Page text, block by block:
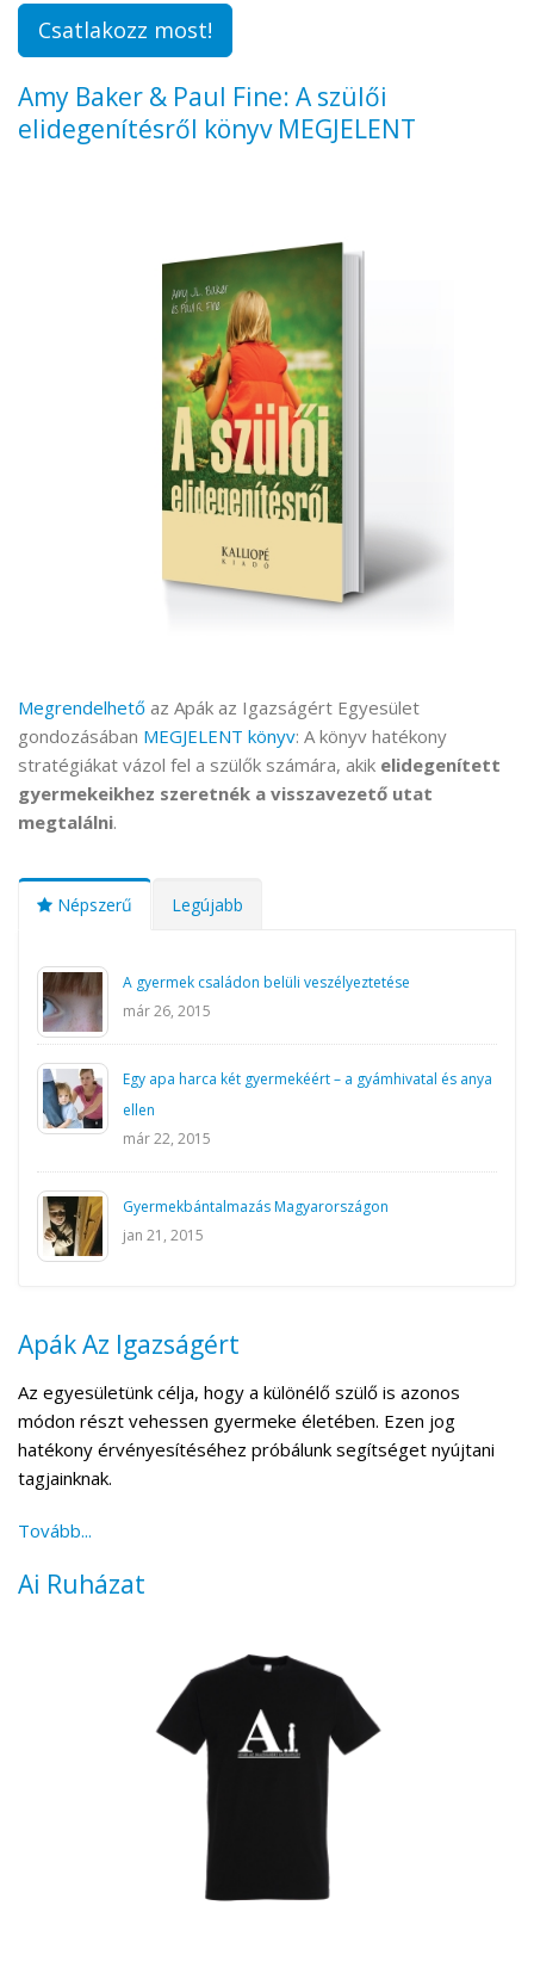
Csatlakozz most!
Amy Baker & Paul Fine: A szülői
elidegenítésről könyv MEGJELENT
Megrendelhető az Apák az Igazságért Egyesület
gondozásában MEGJELENT könyv: A könyv hatékony
stratégiákat vázol fel a szülők számára, akik elidegenített
gyermekeikhez szeretnék a visszavezető utat
megtalálni.
Népszerű Legújabb
A gyermek családon belüli veszélyeztetése
már 26, 2015
Egy apa harca két gyermekéért – a gyámhivatal és anya
ellen
már 22, 2015
Gyermekbántalmazás Magyarországon
jan 21, 2015
Apák Az Igazságért
Az egyesületünk célja, hogy a különélő szülő is azonos
módon részt vehessen gyermeke életében. Ezen jog
hatékony érvényesítéséhez próbálunk segítséget nyújtani
tagjainknak.
Tovább...
Ai Ruházat